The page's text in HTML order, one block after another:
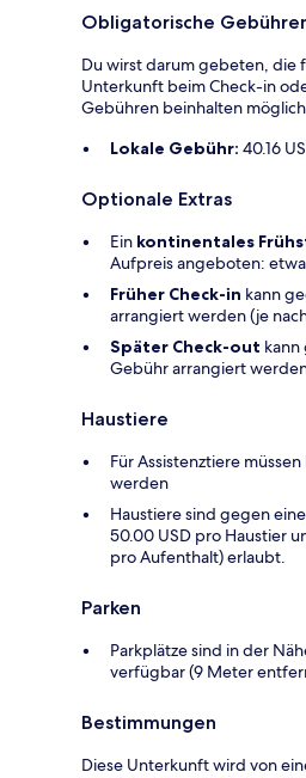
Obligatorische
Du wirst darum gebeten,
Unterkunft beim Check-in
Gebühren beinhalten
Lokale Gebühr: 40.16
Optionale Extras
Ein kontinentales
Aufpreis angeboten: etwa
Früher Check-in kann
arrangiert werden (je
Später Check-out kann
Gebühr arrangiert
Haustiere
Für Assistenztiere
werden
Haustiere sind gegen
50.00 USD pro Haustier
pro Aufenthalt) erlaubt.
Parken
Parkplätze sind in der
verfügbar (9 Meter
Bestimmungen
Diese Unterkunft wird von